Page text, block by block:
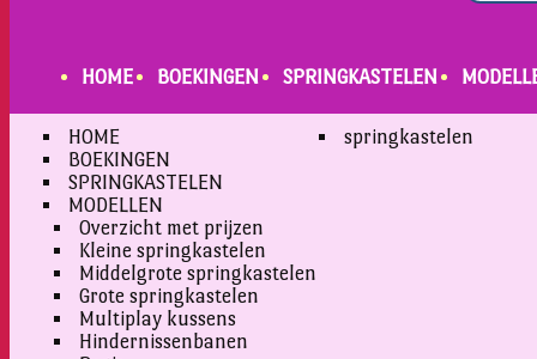
HOME BOEKINGEN SPRINGKASTELEN
HOME
BOEKINGEN
SPRINGKASTELEN
MODELLEN
Overzicht met prijzen
Kleine springkastelen
Middelgrote springkastelen
Grote springkastelen
Multiplay kussens
Hindernissenbanen
springkastelen